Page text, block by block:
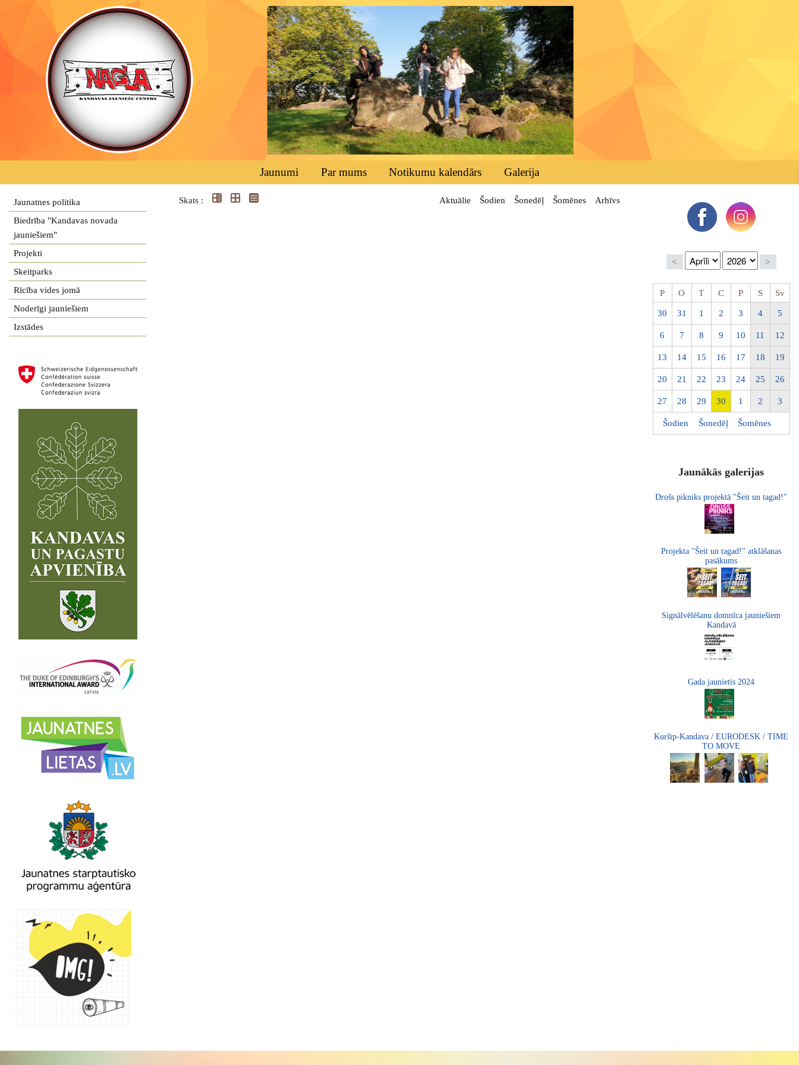
Jaunumi Par mums Notikumu kalendārs Galerija
Jaunatnes politika
Biedrība "Kandavas novada
jauniešiem"
Projekti
Skeitparks
Rīcība vides jomā
Noderīgi jauniešiem
Izstādes
Skats : Aktuālie Šodien Šonedēļ Šomēnes Arhīvs
< >
P O T C P S Sv
30 31 1 2 3 4 5
6 7 8 9 10 11 12
13 14 15 16 17 18 19
20 21 22 23 24 25 26
27 28 29 30 1 2 3
Šodien Šonedēļ Šomēnes
Jaunākās galerijas
Drošs pikniks projektā "Šeit un tagad!"
Projekta "Šeit un tagad!" atklāšanas
pasākums
Signālvēlēšanu domnīca jauniešiem
Kandavā
Gada jaunietis 2024
Kuršip-Kandava / EURODESK / TIME
TO MOVE